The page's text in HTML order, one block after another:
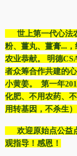
世上第一代心法
粉、薑丸、薑膏...
农业恭献。 明德
者众筹合作共建的
小黄姜。 第一年
化肥、不用农药、
用转基因，不杀生）
欢迎原始点公益
观指导！感恩！